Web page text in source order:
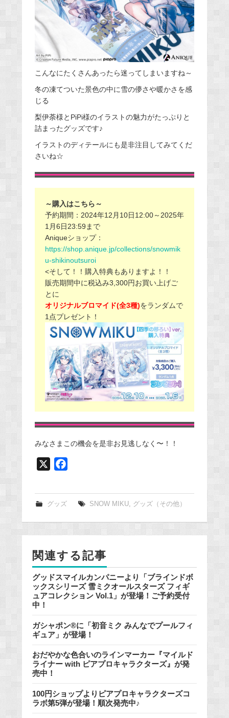
こんなにたくさんあったら迷ってしまいますね～
冬の凍てついた景色の中に雪の儚さや暖かさを感
じる
梨伊荼様とPiPi様のイラストの魅力がたっぷりと
詰まったグッズです♪
イラストのディテールにも是非注目してみてくだ
さいね☆
～購入はこちら～
予約期間：2024年12月10日12:00～2025年
1月6日23:59まで
Aniqueショップ：
https://shop.anique.jp/collections/snowmik
u-shikinoutsuroi
<そして！！購入特典もありますよ！！
販売期間中に税込み3,300円お買い上げご
とに
オリジナルブロマイド(全3種)をランダムで
1点プレゼント！
みなさまこの機会を是非お見逃しなく〜！！
k
グッズ SNOW MIKU, グッズ（その他）
関連する記事
グッドスマイルカンパニーより「ブラインドボ
ックスシリーズ 雪ミクオールスターズ フィギ
ュアコレクション Vol.1」が登場！ご予約受付
中！
ガシャポン®に「初音ミク みんなでプールフィ
ギュア」が登場！
おだやかな色合いのラインマーカー『マイルド
ライナー with ピアプロキャラクターズ』が発
売中！
100円ショップよりピアプロキャラクターズコ
ラボ第5弾が登場！順次発売中♪